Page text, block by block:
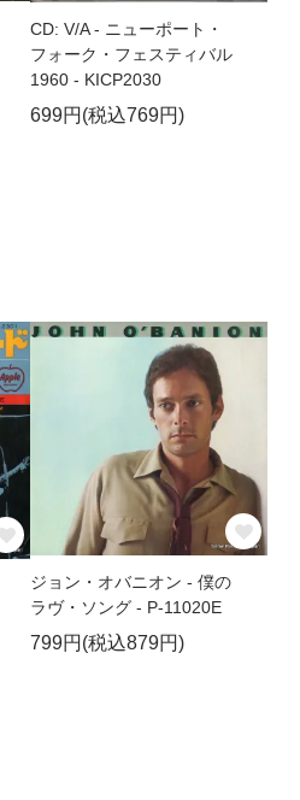
CD: V/A - ニューポート・
フォーク・フェスティバル
1960 - KICP2030
699円(税込769円)
ジョン・オバニオン - 僕の
ラヴ・ソング - P-11020E
799円(税込879円)